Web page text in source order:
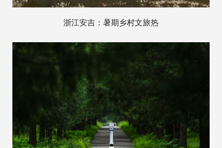
浙江安吉：暑期乡村文旅热